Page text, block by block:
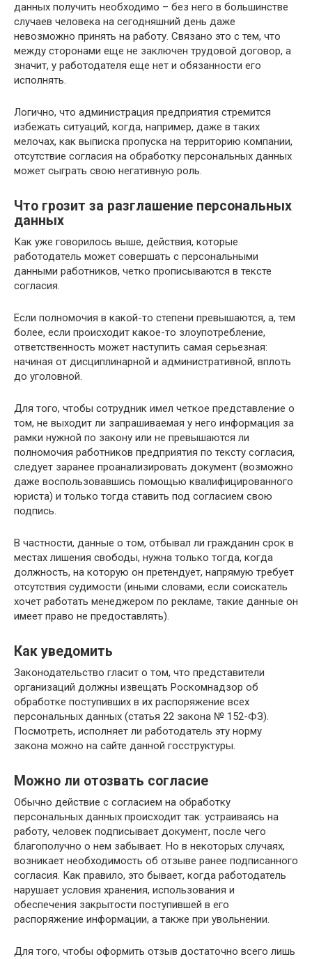
данных получить необходимо – без него в большинстве
случаев человека на сегодняшний день даже
невозможно принять на работу. Связано это с тем, что
между сторонами еще не заключен трудовой договор, а
значит, у работодателя еще нет и обязанности его
исполнять.
Логично, что администрация предприятия стремится
избежать ситуаций, когда, например, даже в таких
мелочах, как выписка пропуска на территорию компании,
отсутствие согласия на обработку персональных данных
может сыграть свою негативную роль.
Что грозит за разглашение персональных
данных
Как уже говорилось выше, действия, которые
работодатель может совершать с персональными
данными работников, четко прописываются в тексте
согласия.
Если полномочия в какой-то степени превышаются, а, тем
более, если происходит какое-то злоупотребление,
ответственность может наступить самая серьезная:
начиная от дисциплинарной и административной, вплоть
до уголовной.
Для того, чтобы сотрудник имел четкое представление о
том, не выходит ли запрашиваемая у него информация за
рамки нужной по закону или не превышаются ли
полномочия работников предприятия по тексту согласия,
следует заранее проанализировать документ (возможно
даже воспользовавшись помощью квалифицированного
юриста) и только тогда ставить под согласием свою
подпись.
В частности, данные о том, отбывал ли гражданин срок в
местах лишения свободы, нужна только тогда, когда
должность, на которую он претендует, напрямую требует
отсутствия судимости (иными словами, если соискатель
хочет работать менеджером по рекламе, такие данные он
имеет право не предоставлять).
Как уведомить
Законодательство гласит о том, что представители
организаций должны извещать Роскомнадзор об
обработке поступивших в их распоряжение всех
персональных данных (статья 22 закона № 152-ФЗ).
Посмотреть, исполняет ли работодатель эту норму
закона можно на сайте данной госструктуры.
Можно ли отозвать согласие
Обычно действие с согласием на обработку
персональных данных происходит так: устраиваясь на
работу, человек подписывает документ, после чего
благополучно о нем забывает. Но в некоторых случаях,
возникает необходимость об отзыве ранее подписанного
согласия. Как правило, это бывает, когда работодатель
нарушает условия хранения, использования и
обеспечения закрытости поступившей в его
распоряжение информации, а также при увольнении.
Для того, чтобы оформить отзыв достаточно всего лишь